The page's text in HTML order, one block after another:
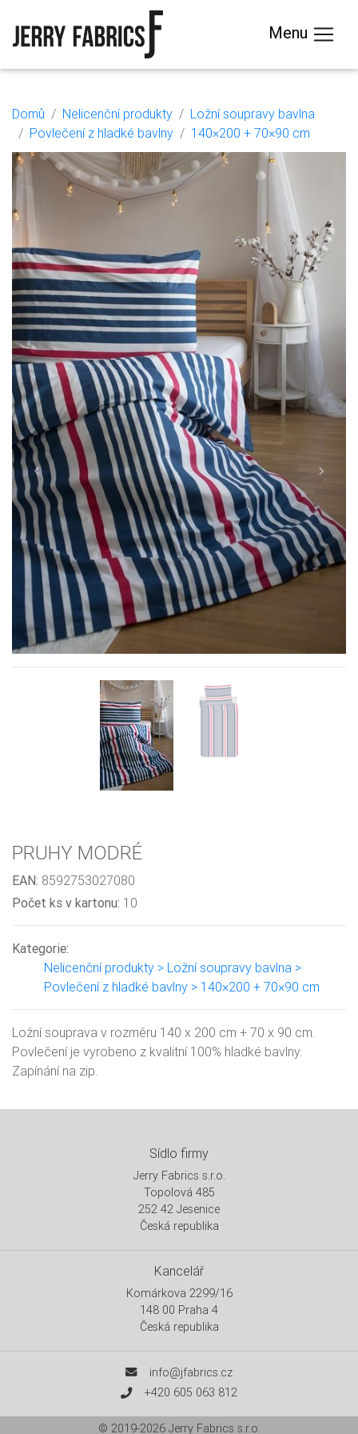
Menu
Domů Nelicenční produkty
Ložní soupravy bavlna
Povlečení z hladké bavlny
140×200 + 70×90 cm
Previous Next
PRUHY MODRÉ
EAN: 8592753027080
Počet ks v kartonu: 10
Kategorie:
Nelicenční produkty > Ložní soupravy bavlna >
Povlečení z hladké bavlny > 140×200 + 70×90 cm
Ložní souprava v rozměru 140 x 200 cm + 70 x 90 cm.
Povlečení je vyrobeno z kvalitní 100% hladké bavlny.
Zapínání na zip.
Sídlo firmy
Jerry Fabrics s.r.o.
Topolová 485
252 42 Jesenice
Česká republika
Kancelář
Komárkova 2299/16
148 00 Praha 4
Česká republika
info@jfabrics.cz
+420 605 063 812
© 2019-2026 Jerry Fabrics s.r.o.